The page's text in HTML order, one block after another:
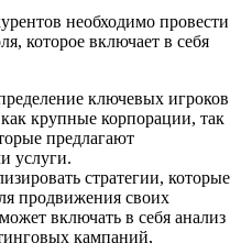
необходимо провести
которое включает в себя
ключевых игроков
крупные корпорации, так
предлагают
услуги.
стратегии, которые
продвижения своих
включать в себя анализ
кампаний,